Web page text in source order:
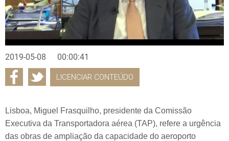
2019-05-08 00:00:41
LICENCIAR CONTEÚDO
Lisboa, Miguel Frasquilho, presidente da Comissão
Executiva da Transportadora aérea (TAP), refere a urgência
das obras de ampliação da capacidade do aeroporto